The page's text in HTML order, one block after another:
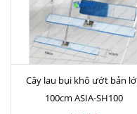
Cây lau bụi khô ướt bản
100cm ASIA-SH100